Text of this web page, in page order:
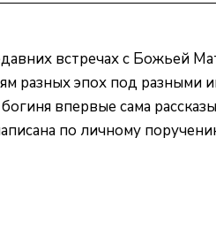
встречах с Божьей
разных эпох под
впервые сама
по личному